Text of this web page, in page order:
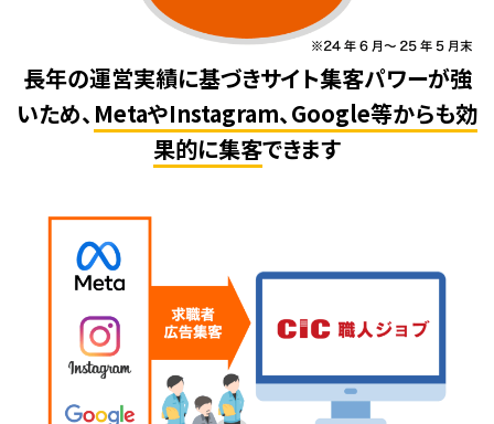
長年の運営実績に基づきサイト集客パワーが強
いため、 MetaやInstagram、Google等からも効
果的に集客できます